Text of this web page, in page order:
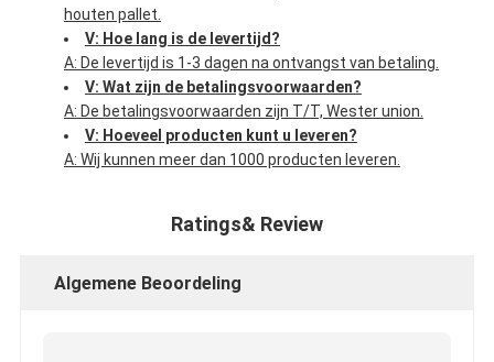
houten pallet.
V: Hoe lang is de levertijd?
A: De levertijd is 1-3 dagen na ontvangst van betaling.
V: Wat zijn de betalingsvoorwaarden?
A: De betalingsvoorwaarden zijn T/T, Wester union.
V: Hoeveel producten kunt u leveren?
A: Wij kunnen meer dan 1000 producten leveren.
Ratings& Review
Algemene Beoordeling